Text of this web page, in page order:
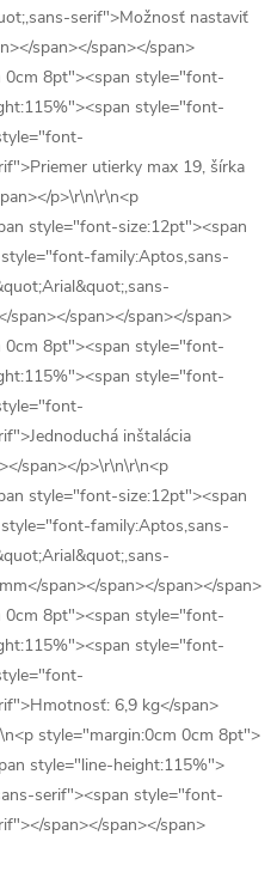
serif">Možnosť nastaviť
span></span></span>
0cm 8pt"><span style="font-
style="font-
utierky max 19, šírka
p>\r\n\r\n<p
style="font-size:12pt"><span
family:Aptos,sans-
span></span></span></span>
0cm 8pt"><span style="font-
style="font-
inštalácia
span></p>\r\n\r\n<p
style="font-size:12pt"><span
family:Aptos,sans-
span></span></span></span>
0cm 8pt"><span style="font-
style="font-
6,9 kg</span>
style="margin:0cm 0cm 8pt">
style="line-height:115%">
serif"><span style="font-
span></span></span>